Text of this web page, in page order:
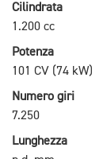
Cilindrata
1.200 cc
Potenza
101 CV (74 kW)
Numero giri
7.250
Lunghezza